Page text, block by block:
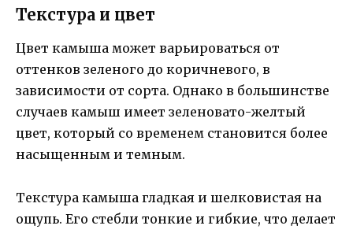
Текстура и цвет
Цвет камыша может варьироваться от
оттенков зеленого до коричневого, в
зависимости от сорта. Однако в большинстве
случаев камыш имеет зеленовато-желтый
цвет, который со временем становится более
насыщенным и темным.
Текстура камыша гладкая и шелковистая на
ощупь. Его стебли тонкие и гибкие, что делает